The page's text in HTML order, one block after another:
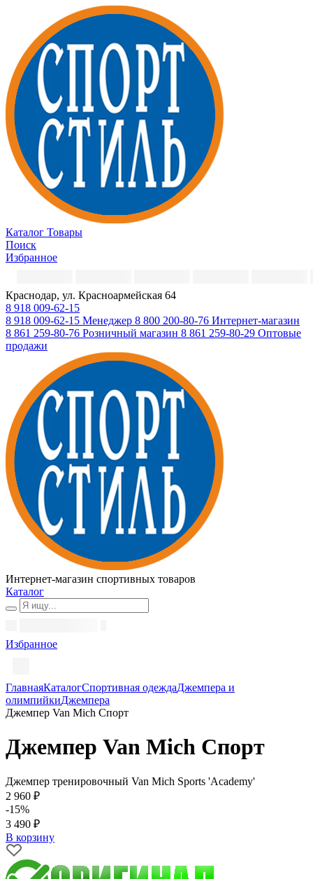
Каталог Товары
Поиск
Избранное
Краснодар, ул. Красноармейская 64
8 918 009-62-15
8 918 009-62-15 Менеджер 8 800 200-80-76 Интернет-магазин
8 861 259-80-76 Розничный магазин 8 861 259-80-29 Оптовые
продажи
Интернет-магазин спортивных товаров
Каталог
Избранное
ГлавнаяКаталогСпортивная одеждаДжемпера и
олимпийкиДжемпера
Джемпер Van Mich Спорт
Джемпер Van Mich Спорт
Джемпер тренировочный Van Mich Sports 'Academy'
2 960 ₽
-15%
3 490 ₽
В корзину